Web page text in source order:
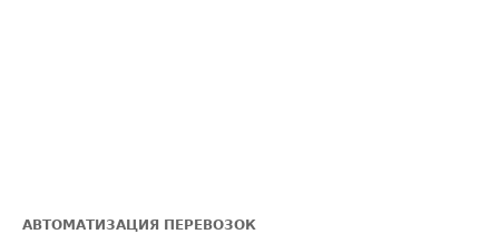
АВТОМАТИЗАЦИЯ ПЕРЕВОЗОК